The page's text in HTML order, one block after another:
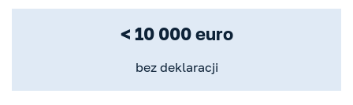
< 10 000 euro
bez deklaracji